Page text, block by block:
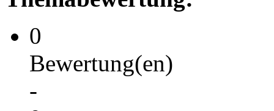
0
Bewertung(en)
-